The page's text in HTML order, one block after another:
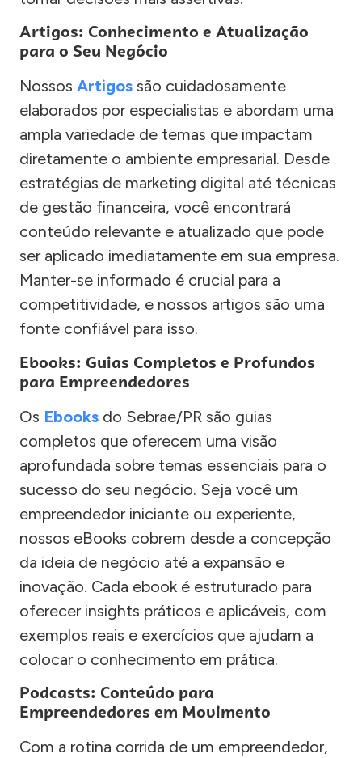
Artigos: Conhecimento e Atualização
para o Seu Negócio
Nossos Artigos são cuidadosamente
elaborados por especialistas e abordam uma
ampla variedade de temas que impactam
diretamente o ambiente empresarial. Desde
estratégias de marketing digital até técnicas
de gestão financeira, você encontrará
conteúdo relevante e atualizado que pode
ser aplicado imediatamente em sua empresa.
Manter-se informado é crucial para a
competitividade, e nossos artigos são uma
fonte confiável para isso.
Ebooks: Guias Completos e Profundos
para Empreendedores
Os Ebooks do Sebrae/PR são guias
completos que oferecem uma visão
aprofundada sobre temas essenciais para o
sucesso do seu negócio. Seja você um
empreendedor iniciante ou experiente,
nossos eBooks cobrem desde a concepção
da ideia de negócio até a expansão e
inovação. Cada ebook é estruturado para
oferecer insights práticos e aplicáveis, com
exemplos reais e exercícios que ajudam a
colocar o conhecimento em prática.
Podcasts: Conteúdo para
Empreendedores em Movimento
Com a rotina corrida de um empreendedor,